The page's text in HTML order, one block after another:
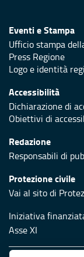
Eventi e Stampa
Ufficio stampa
Press Regione
Logo e identità
Accessibilità
Dichiarazione di
Obiettivi di
Redazione
Responsabili di
Protezione civile
Vai al sito di
Iniziativa
Asse XI